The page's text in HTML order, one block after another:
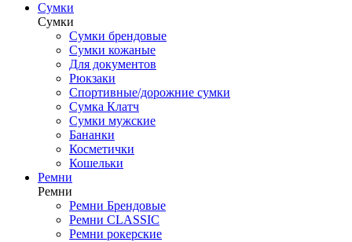
Сумки
Сумки
Сумки брендовые
Сумки кожаные
Для документов
Рюкзаки
Спортивные/дорожние сумки
Сумка Клатч
Сумки мужские
Бананки
Косметички
Кошельки
Ремни
Ремни
Ремни Брендовые
Ремни CLASSIC
Ремни рокерские